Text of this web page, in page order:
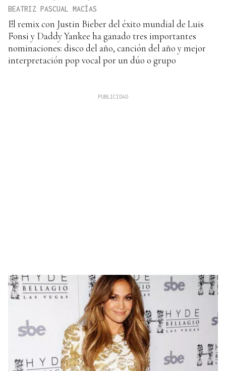
BEATRIZ PASCUAL MACÍAS
El remix con Justin Bieber del éxito mundial de Luis
Fonsi y Daddy Yankee ha ganado tres importantes
nominaciones: disco del año, canción del año y mejor
interpretación pop vocal por un dúo o grupo